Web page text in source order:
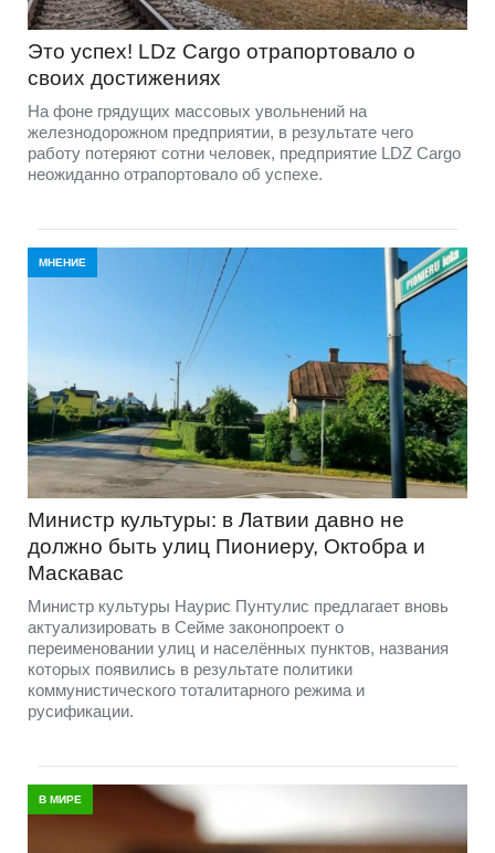
Это успех! LDz Cargo отрапортовало о
своих достижениях
На фоне грядущих массовых увольнений на
железнодорожном предприятии, в результате чего
работу потеряют сотни человек, предприятие LDZ Cargо
неожиданно отрапортовало об успехе.
МНЕНИЕ
Министр культуры: в Латвии давно не
должно быть улиц Пиониеру, Октобра и
Маскавас
Министр культуры Наурис Пунтулис предлагает вновь
актуализировать в Сейме законопроект о
переименовании улиц и населённых пунктов, названия
которых появились в результате политики
коммунистического тоталитарного режима и
русификации.
В МИРЕ